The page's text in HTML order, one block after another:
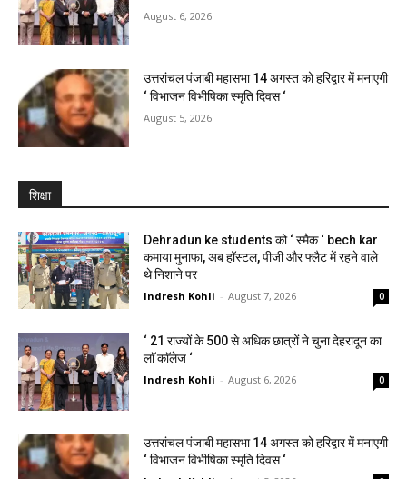
August 6, 2026
उत्तरांचल पंजाबी महासभा 14 अगस्त को हरिद्वार में मनाएगी
‘ विभाजन विभीषिका स्मृति दिवस ‘
August 5, 2026
शिक्षा
Dehradun ke students को ‘ स्मैक ‘ bech kar
कमाया मुनाफा, अब हॉस्टल, पीजी और फ्लैट में रहने वाले
थे निशाने पर
Indresh Kohli - August 7, 2026 0
‘ 21 राज्यों के 500 से अधिक छात्रों ने चुना देहरादून का
लाॅ काॅलेज ‘
Indresh Kohli - August 6, 2026 0
उत्तरांचल पंजाबी महासभा 14 अगस्त को हरिद्वार में मनाएगी
‘ विभाजन विभीषिका स्मृति दिवस ‘